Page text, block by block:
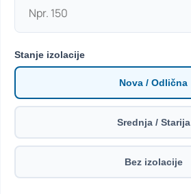
Stanje izolacije
Nova / Odlična
Srednja / Starija
Bez izolacije